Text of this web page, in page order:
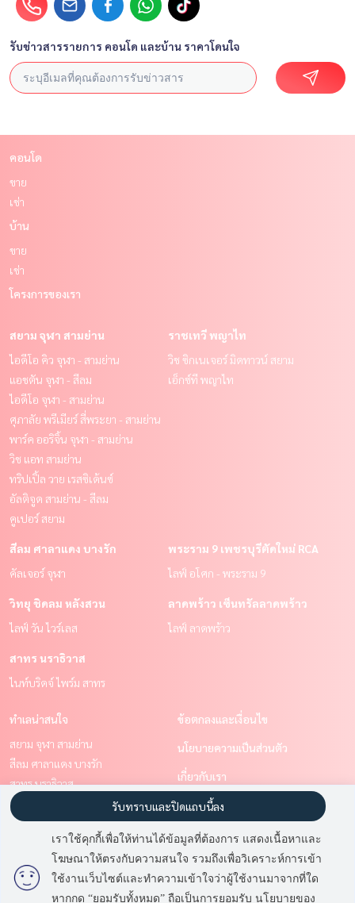
มี2คนกำลังดูประกาศนี้
รับข่าวสารรายการ คอนโด และบ้าน ราคาโดนใจ
คอนโด
ขาย
เช่า
บ้าน
ขาย
เช่า
โครงการของเรา
สยาม จุฬา สามย่าน
ไอดีโอ คิว จุฬา - สามย่าน
แอชตัน จุฬา - สีลม
ไอดีโอ จุฬา - สามย่าน
ศุภาลัย พรีเมียร์ สี่พระยา - สามย่าน
พาร์ค ออริจิ้น จุฬา - สามย่าน
วิช แอท สามย่าน
ทริปเปิ้ล วาย เรสซิเด้นซ์
อัลติจูด สามย่าน - สีลม
คูเปอร์ สยาม
ราชเทวี พญาไท
วิช ซิกเนเจอร์ มิดทาวน์ สยาม
เอ็กซ์ที พญาไท
สีลม ศาลาแดง บางรัก
คัลเจอร์ จุฬา
พระราม 9 เพชรบุรีตัดใหม่ RCA
ไลฟ์ อโศก - พระราม 9
วิทยุ ชิดลม หลังสวน
ไลฟ์ วัน ไวร์เลส
ลาดพร้าว เซ็นทรัลลาดพร้าว
ไลฟ์ ลาดพร้าว
สาทร นราธิวาส
ไนท์บริดจ์ ไพร์ม สาทร
ทำเลน่าสนใจ
สยาม จุฬา สามย่าน
สีลม ศาลาแดง บางรัก
สาทร นราธิวาส
พระราม 9 เพชรบุรีตัดใหม่ RCA
วิทยุ ชิดลม หลังสวน
ราชเทวี พญาไท
ลาดพร้าว เซ็นทรัลลาดพร้าว
ข้อตกลงและเงื่อนไข
นโยบายความเป็นส่วนตัว
เกี่ยวกับเรา
วิธีการฝากขาย-เช่า
ติดต่อ
เราใช้คุกกี้เพื่อให้ท่านได้ข้อมูลที่ต้องการ แสดงเนื้อหาและ
โฆษณาให้ตรงกับความสนใจ รวมถึงเพื่อวิเคราะห์การเข้า
ใช้งานเว็บไซต์และทำความเข้าใจว่าผู้ใช้งานมาจากที่ใด
หากกด “ยอมรับทั้งหมด” ถือเป็นการยอมรับ นโยบายของ
รับทราบและปิดแถบนี้ลง